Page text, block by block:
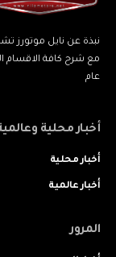
نبذة عن نايل موتورز
مع شرح كافة الاقسام
عام
أخبار محلية
أخبار محلية
أخبار عالمية
المرور